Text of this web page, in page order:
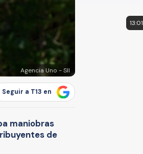
Agencia Uno - SII
Seguir a T13 en
maniobras
de
13:01